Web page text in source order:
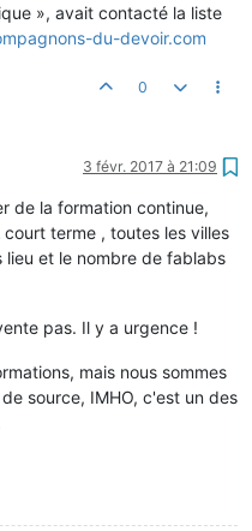
», avait contacté la liste
du-devoir.com
0
3 févr. 2017 à 21:09
de la formation continue,
court terme , toutes les villes
et le nombre de fablabs
pas. Il y a urgence !
mais nous sommes
source, IMHO, c'est un des